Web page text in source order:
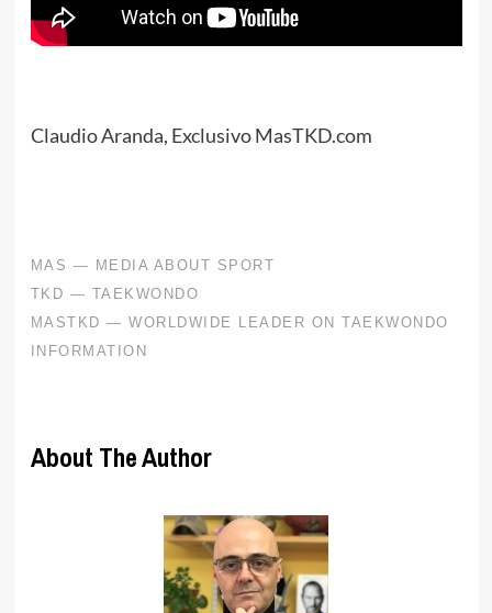
Claudio Aranda, Exclusivo MasTKD.com
About The Author